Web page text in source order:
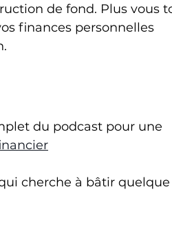
de fond. Plus vous
finances personnelles
du podcast pour une
cherche à bâtir quelque